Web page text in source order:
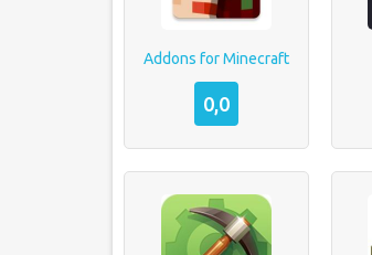
Addons for Minecraft
0,0